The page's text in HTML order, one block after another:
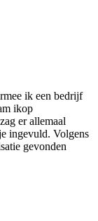
ik een bedrijf
ikop
er allemaal
ingevuld. Volgens
gevonden